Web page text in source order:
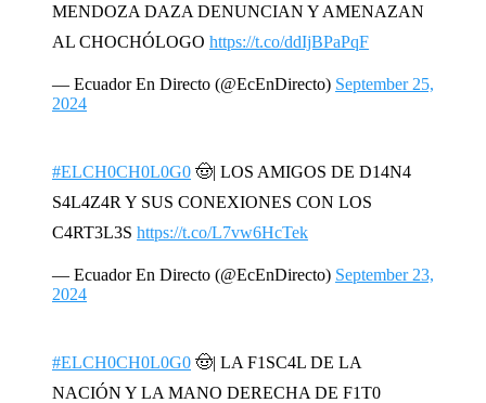
MENDOZA DAZA DENUNCIAN Y AMENAZAN
AL CHOCHÓLOGO https://t.co/ddIjBPaPqF
— Ecuador En Directo (@EcEnDirecto) September 25,
2024
#ELCH0CH0L0G0 🤠| LOS AMIGOS DE D14N4
S4L4Z4R Y SUS CONEXIONES CON LOS
C4RT3L3S https://t.co/L7vw6HcTek
— Ecuador En Directo (@EcEnDirecto) September 23,
2024
#ELCH0CH0L0G0 🤠| LA F1SC4L DE LA
NACIÓN Y LA MANO DERECHA DE F1T0